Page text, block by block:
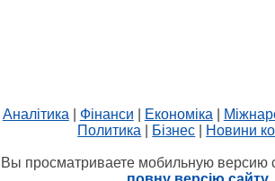
Аналітика Фінанси Економіка
Политика
Бізнес Новини
Вы просматриваете мобильную версию